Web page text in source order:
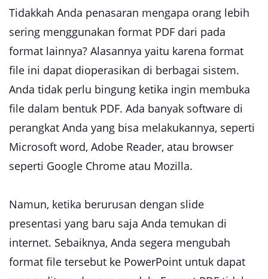
Tidakkah Anda penasaran mengapa orang lebih
sering menggunakan format PDF dari pada
format lainnya? Alasannya yaitu karena format
file ini dapat dioperasikan di berbagai sistem.
Anda tidak perlu bingung ketika ingin membuka
file dalam bentuk PDF. Ada banyak software di
perangkat Anda yang bisa melakukannya, seperti
Microsoft word, Adobe Reader, atau browser
seperti Google Chrome atau Mozilla.
Namun, ketika berurusan dengan slide
presentasi yang baru saja Anda temukan di
internet. Sebaiknya, Anda segera mengubah
format file tersebut ke PowerPoint untuk dapat